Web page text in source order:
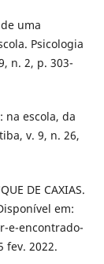
uma
Psicologia
n. 2, p. 303-
na escola, da
v. 9, n. 26,
DE CAXIAS.
em:
e-encontrado-
fev. 2022.